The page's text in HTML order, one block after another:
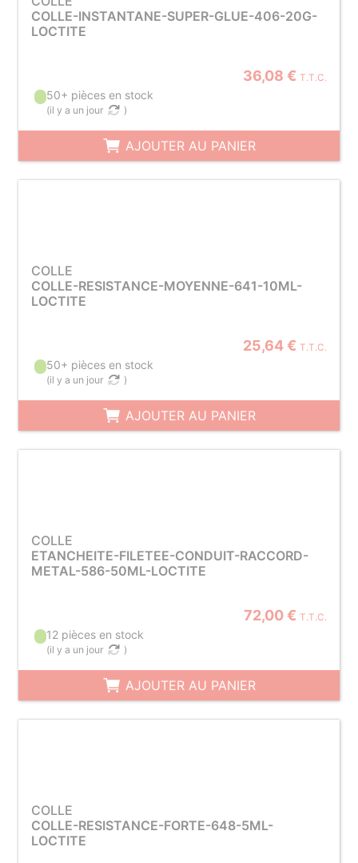
COLLE-INSTANTANE-SUPER-GLUE-406-20G-
LOCTITE
36,08 € T.T.C.
50+ pièces en stock
(il y a un jour )
AJOUTER AU PANIER
COLLE
COLLE-RESISTANCE-MOYENNE-641-10ML-
LOCTITE
25,64 € T.T.C.
50+ pièces en stock
(il y a un jour )
AJOUTER AU PANIER
COLLE
ETANCHEITE-FILETEE-CONDUIT-RACCORD-
METAL-586-50ML-LOCTITE
72,00 € T.T.C.
12 pièces en stock
(il y a un jour )
AJOUTER AU PANIER
COLLE
COLLE-RESISTANCE-FORTE-648-5ML-
LOCTITE